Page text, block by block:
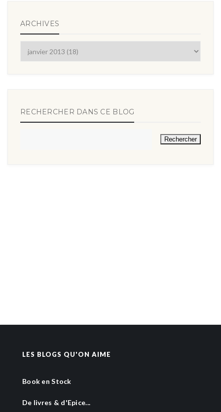
ARCHIVES
RECHERCHER DANS CE BLOG
LES BLOGS QU'ON AIME
Book en Stock
De livres & d'Epice...